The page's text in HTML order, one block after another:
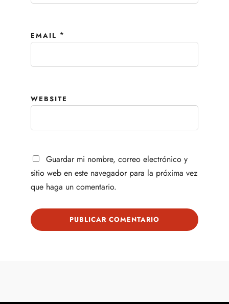
EMAIL *
WEBSITE
Guardar mi nombre, correo electrónico y
sitio web en este navegador para la próxima vez
que haga un comentario.